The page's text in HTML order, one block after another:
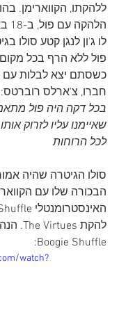
ללהקתו, הקווארימן.
לו ג'ון לנגן קטע סולו
פול ללא הרף בכל
כשסתם יצא לבלות עם
חברו, צ'ארלס רוברטס:
בכל דקה היה פול
שאיימנו עליו לזרוק
לכל הרוחות
סולו הגיטרה שהיה
הבכורה שלו עם
Boogie Shuffle:
watch?